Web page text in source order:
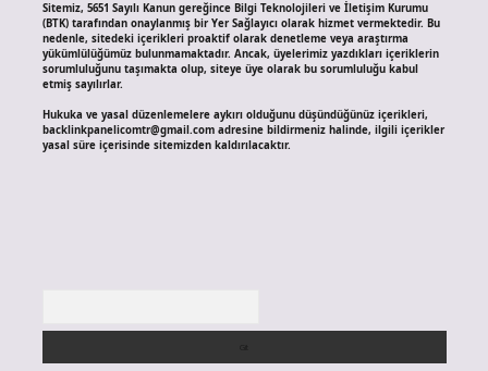
Sitemiz, 5651 Sayılı Kanun gereğince Bilgi Teknolojileri ve İletişim Kurumu
(BTK) tarafından onaylanmış bir Yer Sağlayıcı olarak hizmet vermektedir. Bu
nedenle, sitedeki içerikleri proaktif olarak denetleme veya araştırma
yükümlülüğümüz bulunmamaktadır. Ancak, üyelerimiz yazdıkları içeriklerin
sorumluluğunu taşımakta olup, siteye üye olarak bu sorumluluğu kabul
etmiş sayılırlar.
Hukuka ve yasal düzenlemelere aykırı olduğunu düşündüğünüz içerikleri,
backlinkpanelicomtr@gmail.comadresine bildirmeniz halinde, ilgili içerikler
yasal süre içerisinde sitemizden kaldırılacaktır.